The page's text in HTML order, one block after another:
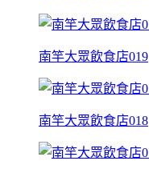
南竿大眾飲食店019
南竿大眾飲食店018